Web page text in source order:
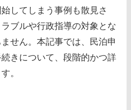
してしまう事例も散見さ
ブルや行政指導の対象とな
せん。本記事では、民泊申
きについて、段階的かつ詳
。